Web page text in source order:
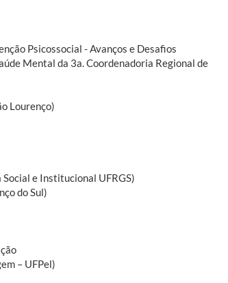
Psicossocial - Avanços e Desafios
Mental da 3a. Coordenadoria Regional de
Lourenço)
e Institucional UFRGS)
do Sul)
– UFPel)